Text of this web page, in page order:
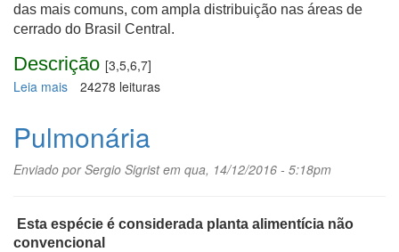
das mais comuns, com ampla distribuição nas áreas de
cerrado do Brasil Central.
Descrição [3,5,6,7]
Leia mais sobre
passarinho
24278 leituras
Pulmonária
Enviado porSergio Sigristem qua, 14/12/2016 - 5:18pm
Esta espécie é considerada planta alimentícia não
convencional